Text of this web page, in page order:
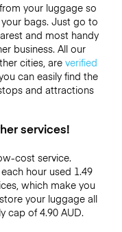
your luggage so
bags. Just go to
and most handy
business. All our
cities, are verified
can easily find the
and attractions
services!
cost service.
hour used 1.49
which make you
your luggage all
cap of4.90 AUD.